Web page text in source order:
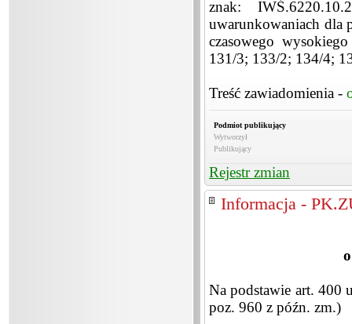
znak:
uwarunkowaniach dla
czasowego
131/3; 133/2; 134/4;
Treść zawiadomienia -
Podmiot publikujący
Wytworzył
Publikujący
Rejestr zmian
Informacja -
Na podstawie art. 400
poz. 960 z późn. zm.)